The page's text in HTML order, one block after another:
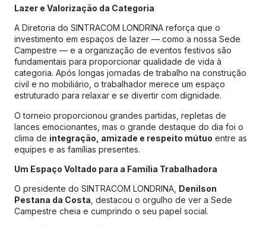
Lazer e Valorização da Categoria
A Diretoria do SINTRACOM LONDRINA reforça que o
investimento em espaços de lazer — como a nossa Sede
Campestre — e a organização de eventos festivos são
fundamentais para proporcionar qualidade de vida à
categoria. Após longas jornadas de trabalho na construção
civil e no mobiliário, o trabalhador merece um espaço
estruturado para relaxar e se divertir com dignidade.
O torneio proporcionou grandes partidas, repletas de
lances emocionantes, mas o grande destaque do dia foi o
clima de integração, amizade e respeito mútuo entre as
equipes e as famílias presentes.
Um Espaço Voltado para a Família Trabalhadora
O presidente do SINTRACOM LONDRINA, Denilson
Pestana da Costa , destacou o orgulho de ver a Sede
Campestre cheia e cumprindo o seu papel social.